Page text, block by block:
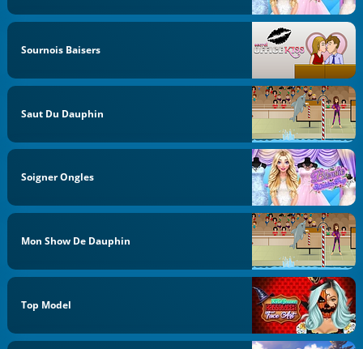
Sournois Baisers
Saut Du Dauphin
Soigner Ongles
Mon Show De Dauphin
Top Model